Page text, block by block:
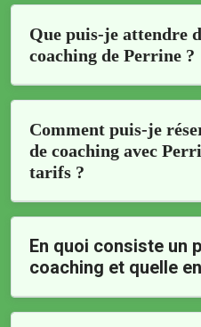
Que puis-je attendre
coaching de Perrine ?
Comment puis-je
de coaching avec
tarifs ?
En quoi consiste un
coaching et quelle